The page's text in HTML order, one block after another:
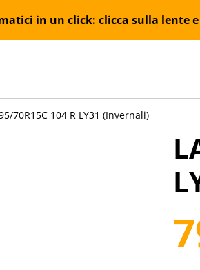
in un click: clicca sulla lente e
70R15C 104 R LY31 (Invernali)